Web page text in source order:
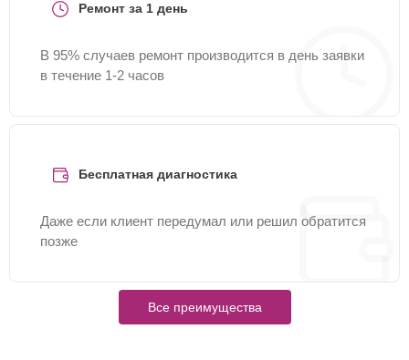
Ремонт за 1 день
В 95% случаев ремонт производится в день заявки
в течение 1-2 часов
Бесплатная диагностика
Даже если клиент передумал или решил обратится
позже
Все преимущества